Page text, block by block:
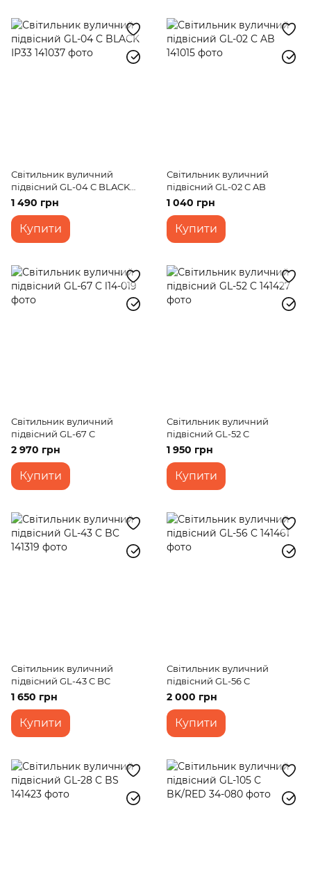
Світильник вуличний
підвісний GL-04 C BLACK
ІР33
1 490 грн
Купити
Світильник вуличний
підвісний GL-02 C AB
1 040 грн
Купити
Світильник вуличний
підвісний GL-67 C
2 970 грн
Купити
Світильник вуличний
підвісний GL-52 C
1 950 грн
Купити
Світильник вуличний
підвісний GL-43 C BC
1 650 грн
Купити
Світильник вуличний
підвісний GL-56 C
2 000 грн
Купити